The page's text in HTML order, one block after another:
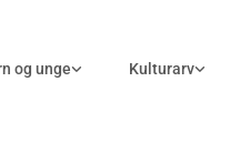
og unge Kulturarv